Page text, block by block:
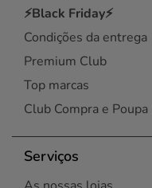
⚡Black Friday⚡
Condições da entrega
Premium Club
Top marcas
Club Compra e Poupa
Serviços